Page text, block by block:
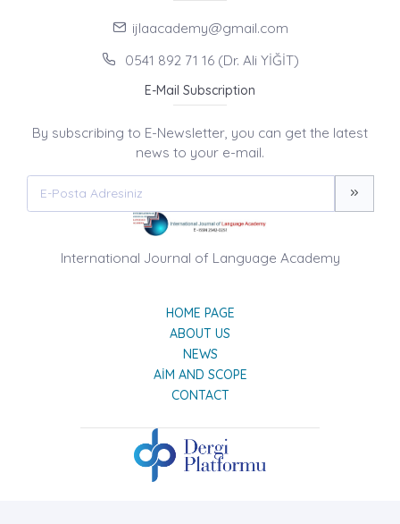
ijlaacademy@gmail.com
0541 892 71 16 (Dr. Ali YİĞİT)
E-Mail Subscription
By subscribing to E-Newsletter, you can get the latest
news to your e-mail.
International Journal of Language Academy
HOME PAGE
ABOUT US
NEWS
AIM AND SCOPE
CONTACT